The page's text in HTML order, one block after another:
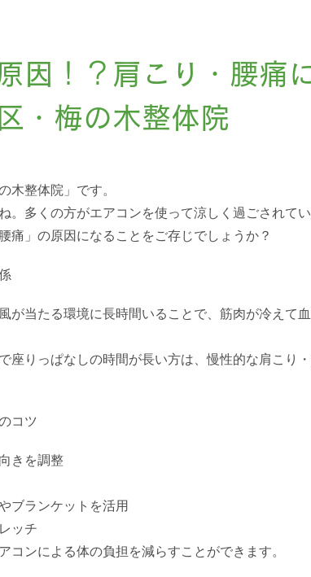
因！？肩こり・腰痛
・梅の木整体院
木整体院」です。
。多くの方がエアコンを使って涼しく過ごされてい
痛」の原因になることをご存じでしょうか？
が当たる環境に長時間いることで、筋肉が冷えて
座りっぱなしの時間が長い方は、慢性的な肩こり
コツ
きを調整
ブランケットを活用
ッチ
コンによる体の負担を減らすことができます。